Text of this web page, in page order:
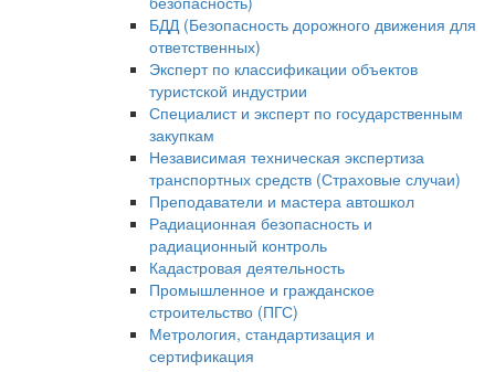
БДД (Безопасность дорожного движения для
ответственных)
Эксперт по классификации объектов
туристской индустрии
Специалист и эксперт по государственным
закупкам
Независимая техническая экспертиза
транспортных средств (Страховые случаи)
Преподаватели и мастера автошкол
Радиационная безопасность и
радиационный контроль
Кадастровая деятельность
Промышленное и гражданское
строительство (ПГС)
Метрология, стандартизация и
сертификация